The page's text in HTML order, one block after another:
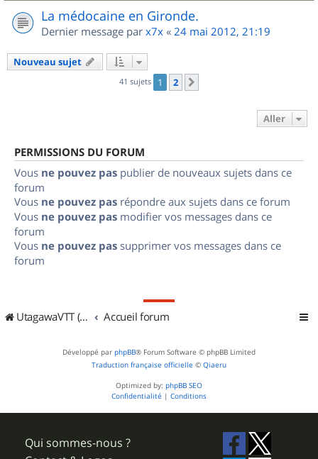
La médocaine en Gironde.
Dernier message par x7x « 24 mai 2012, 21:19
Nouveau sujet
41 sujets 1 2
Aller
PERMISSIONS DU FORUM
Vous ne pouvez pas publier de nouveaux sujets dans ce
forum
Vous ne pouvez pas répondre aux sujets dans ce forum
Vous ne pouvez pas modifier vos messages dans ce
forum
Vous ne pouvez pas supprimer vos messages dans ce
forum
UtagawaVTT (Randos VTT et VTTAE avec traces GPS) Accueil forum
Développé par phpBB® Forum Software © phpBB Limited
Traduction française officielle © Qiaeru
Optimized by: phpBB SEO
Confidentialité | Conditions
Qui sommes-nous ?